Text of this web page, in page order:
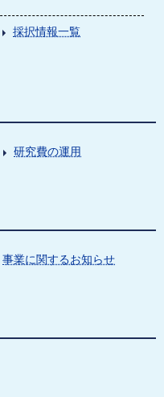
採択情報一覧
研究費の運用
事業に関するお知らせ